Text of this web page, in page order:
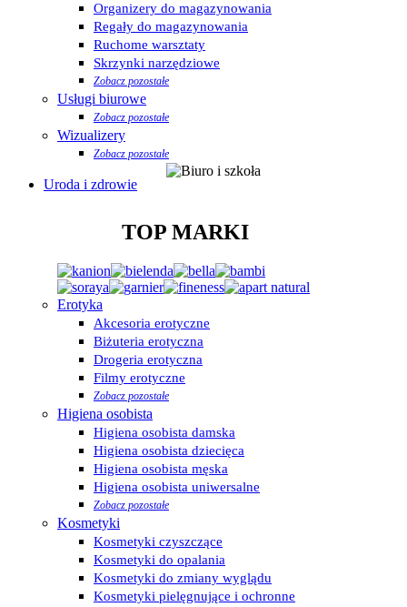
Organizery do magazynowania
Regały do magazynowania
Ruchome warsztaty
Skrzynki narzędziowe
Zobacz pozostałe
Usługi biurowe
Zobacz pozostałe
Wizualizery
Zobacz pozostałe
Uroda i zdrowie
TOP MARKI
Erotyka
Akcesoria erotyczne
Biżuteria erotyczna
Drogeria erotyczna
Filmy erotyczne
Zobacz pozostałe
Higiena osobista
Higiena osobista damska
Higiena osobista dziecięca
Higiena osobista męska
Higiena osobista uniwersalne
Zobacz pozostałe
Kosmetyki
Kosmetyki czyszczące
Kosmetyki do opalania
Kosmetyki do zmiany wyglądu
Kosmetyki pielęgnujące i ochronne